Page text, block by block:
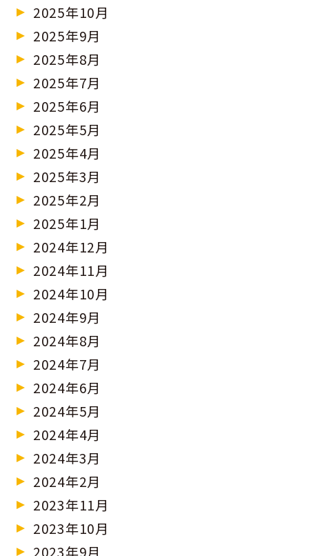
2025年10月
2025年9月
2025年8月
2025年7月
2025年6月
2025年5月
2025年4月
2025年3月
2025年2月
2025年1月
2024年12月
2024年11月
2024年10月
2024年9月
2024年8月
2024年7月
2024年6月
2024年5月
2024年4月
2024年3月
2024年2月
2023年11月
2023年10月
2023年9月